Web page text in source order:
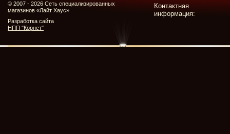
© 2007 - 2026 Сеть специализированных
магазинов «Лайт Хаус»
Разработка сайта
НПП "Корнет"
Контактная
информация: